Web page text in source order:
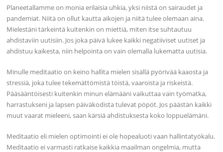
Planeetallamme on monia erilaisia uhkia, yksi niistä on sairaudet ja
pandemiat. Niitä on ollut kautta aikojen ja niitä tulee olemaan aina.
Mielestäni tärkeintä kuitenkin on miettiä, miten itse suhtautuu
ahdistaviin uutisiin. Jos joka päivä lukee kaikki negatiiviset uutiset ja
ahdistuu kaikesta, niin helpointa on vain olemalla lukematta uutisia.
Minulle meditaatio on keino hallita mielen sisällä pyörivää kaaosta ja
stressiä, joka tulee tekemättömistä töistä, vaaroista ja riskeistä.
Pääsääntöisesti kuitenkin minun elämääni vaikuttaa vain työmatka,
harrastukseni ja lapsen päiväkodista tulevat pöpöt. Jos päästän kaikki
muut vaarat mieleeni, saan kärsiä ahdistuksesta koko loppuelämäni.
Meditaatio eli mielen optimointi ei ole hopealuoti vaan hallintatyökalu.
Meditaatio ei varmasti ratkaise kaikkia maailman ongelmia, mutta